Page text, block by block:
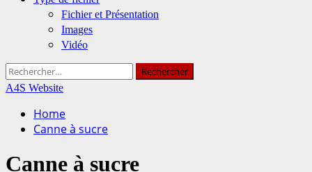
Fichier et Présentation
Images
Vidéo
Rechercher :
A4S Website
Home
Canne à sucre
Canne à sucre